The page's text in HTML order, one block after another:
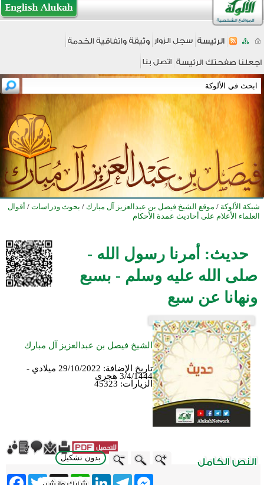
شبكة الألوكة / موقع الشيخ فيصل بن عبدالعزيز آل مبارك / بحوث ودراسات / أقوال
العلماء الأعلام على أحاديث عمدة الأحكام
حديث: أمرنا رسول الله -
صلى الله عليه وسلم - بسبع
ونهانا عن سبع
الشيخ فيصل بن عبدالعزيز آل مبارك
تاريخ الإضافة:
29/10/2022 ميلادي -
3/4/1444 هجري
الزيارات: 45323
بدون تشكيل
Twitter X
WhatsApp
LinkedInTelegram
Messenger